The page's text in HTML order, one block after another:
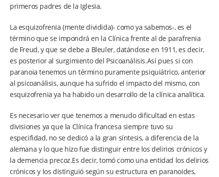
primeros padres de la Iglesia.
La esquizofrenia (mente dividida)- como ya sabemos-, es el
término que se impondrá en la Clínica frente al de parafrenia
de Freud, y que se debe a Bleuler, datándose en 1911, es decir,
es posterior al surgimiento del Psicoanálisis.Así pues si con
paranoia tenemos un término puramente psiquiátrico, anterior
al psicoanálisis, aunque ha sufrido el impacto del mismo, con
esquizofrenia ya ha habido un desarrollo de la clínica analítica.
Es necesario ver que tenemos a menudo dificultad en estas
divisiones ya que la Clínica francesa siempre tuvo su
especifidad, no se dedicó a la gran síntesis, a diferencia de la
alemana y lo que hizo fue distinguir entre los delirios crónicos y
la demencia precoz.Es decir, tomó como una entidad los delirios
crónicos y los distinguió según su estructura en paranoides,